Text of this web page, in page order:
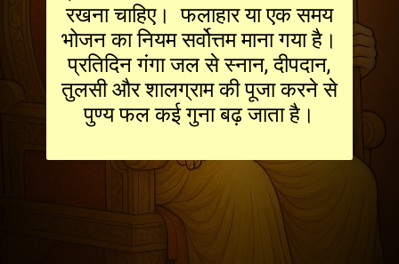
रखना चाहिए। फलाहार या एक समय
भोजन का नियम सर्वोत्तम माना गया है।
प्रतिदिन गंगा जल से स्नान, दीपदान,
तुलसी और शालग्राम की पूजा करने से
पुण्य फल कई गुना बढ़ जाता है।